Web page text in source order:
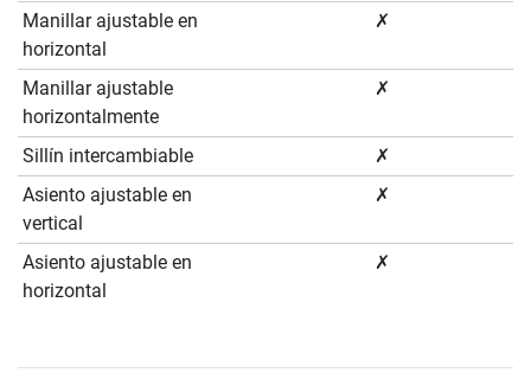
Manillar ajustable en
horizontal
✗
Manillar ajustable
horizontalmente
✗
Sillín intercambiable
✗
Asiento ajustable en
vertical
✗
Asiento ajustable en
horizontal
✗